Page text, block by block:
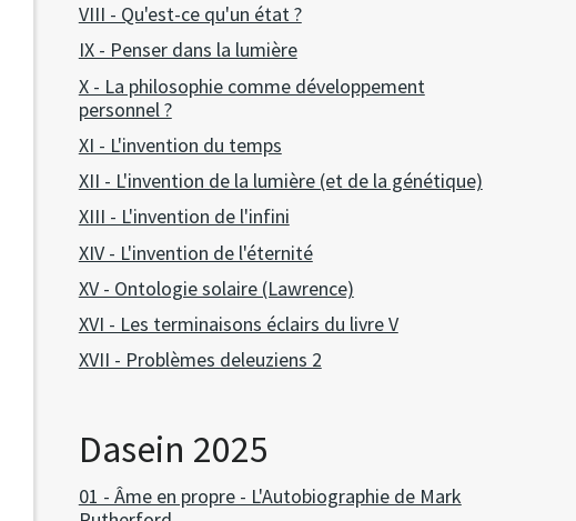
VIII - Qu'est-ce qu'un état ?
IX - Penser dans la lumière
X - La philosophie comme développement
personnel ?
XI - L'invention du temps
XII - L'invention de la lumière (et de la génétique)
XIII - L'invention de l'infini
XIV - L'invention de l'éternité
XV - Ontologie solaire (Lawrence)
XVI - Les terminaisons éclairs du livre V
XVII - Problèmes deleuziens 2
Dasein 2025
01 - Âme en propre - L'Autobiographie de Mark